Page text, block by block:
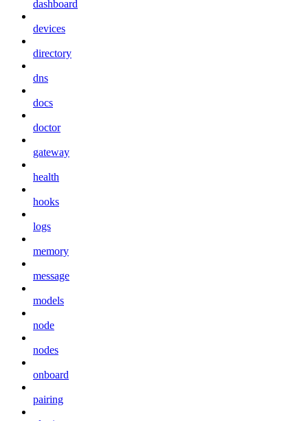
dashboard
devices
directory
dns
docs
doctor
gateway
health
hooks
logs
memory
message
models
node
nodes
onboard
pairing